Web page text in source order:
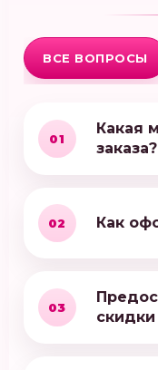
ВСЕ ВОПРОСЫ
01
Какая
заказа?
02 Как
03